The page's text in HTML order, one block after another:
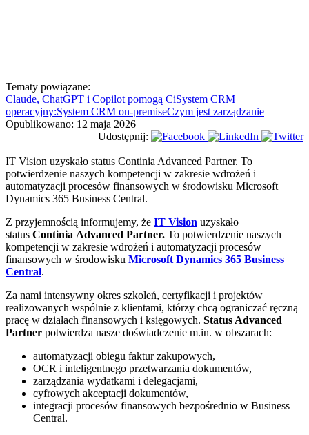
Tematy powiązane:
Claude, ChatGPT i Copilot pomogą CiSystem CRM
operacyjny:System CRM on-premiseCzym jest zarządzanie
Opublikowano: 12 maja 2026
Udostępnij:
IT Vision uzyskało status Continia Advanced Partner. To
potwierdzenie naszych kompetencji w zakresie wdrożeń i
automatyzacji procesów finansowych w środowisku Microsoft
Dynamics 365 Business Central.
Z przyjemnością informujemy, że IT Vision uzyskało
status Continia Advanced Partner. To potwierdzenie naszych
kompetencji w zakresie wdrożeń i automatyzacji procesów
finansowych w środowisku Microsoft Dynamics 365 Business
Central.
Za nami intensywny okres szkoleń, certyfikacji i projektów
realizowanych wspólnie z klientami, którzy chcą ograniczać ręczną
pracę w działach finansowych i księgowych. Status Advanced
Partner potwierdza nasze doświadczenie m.in. w obszarach:
automatyzacji obiegu faktur zakupowych,
OCR i inteligentnego przetwarzania dokumentów,
zarządzania wydatkami i delegacjami,
cyfrowych akceptacji dokumentów,
integracji procesów finansowych bezpośrednio w Business
Central.